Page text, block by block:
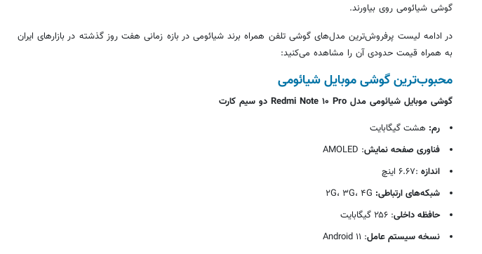
گوشی شیائومی روی بیاورند.
در ادامه لیست پرفروش‌ترین مدل‌های گوشی تلفن همراه برند شیائومی در بازه زمانی هفت روز گذشته در بازارهای ایران
به همراه قیمت حدودی آن را مشاهده می‌کنید:
محبوب‌ترین گوشی موبایلشیائومی
گوشی موبایل شیائومی مدل Redmi Note ۱۰ Pro دو سیم کارت
رم: هشت گیگابایت
فناوری صفحه نمایش: AMOLED
اندازه:۶.۶۷ اینچ
شبکه‌های ارتباطی:
حافظه داخلی: ۲۵۶ گیگابایت
نسخه سیستم عامل: ۱۱ Android